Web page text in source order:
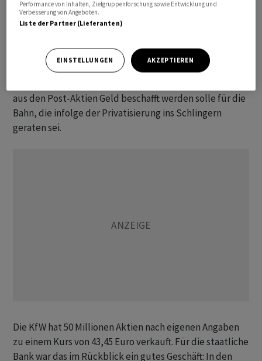
zu stärken.
Transaktion eine falsche Entscheidung, in der die
«Schlussverkauf-Mentalität der FDP» zur Geltung
aus den Post-Aktien Geld beschafft werden solle für die
Bahn, die infolge der Privatisierung ins Schlingern
geraten sei.
Die KfW hat 50 Millionen Aktien nach eigenen Angaben
zu einem Kurs von 43,45 Euro verkauft. Für die staatliche
Bank war das im Rückblick ein gutes Geschäft: In den
Performance von Inhalten, Zielgruppenforschung sowie Entwicklung und
Verbesserung von Angeboten.
Liste der Partner (Lieferanten)
EINSTELLUNGEN AKZEPTIEREN